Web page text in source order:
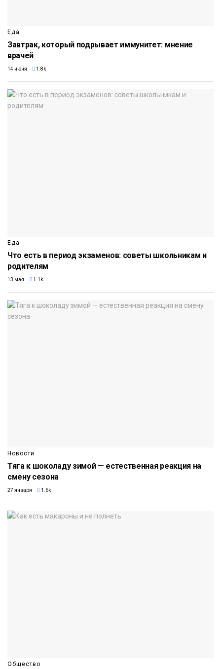
Еда
Завтрак, который подрывает иммунитет: мнение
врачей
14 июня 1.8k
Еда
Что есть в период экзаменов: советы школьникам и
родителям
13 мая 1.1k
Новости
Тяга к шоколаду зимой — естественная реакция на
смену сезона
27 января 1.6k
Общество